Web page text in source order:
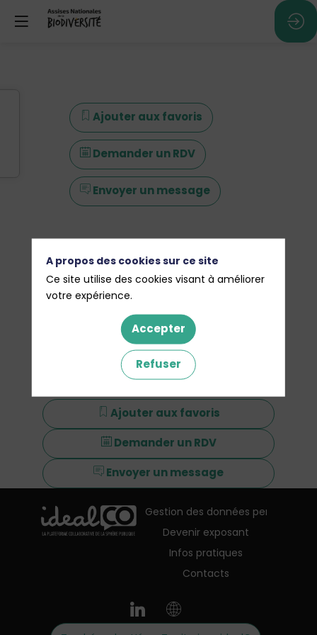
Ajouter aux favoris
Demander un RDV
Envoyer un message
Ajouter aux favoris
Demander un RDV
Envoyer un message
Gestion des données personnelles
Devenir exposant
Infos pratiques
Contacts
A propos des cookies sur ce site
Ce site utilise des cookies visant à améliorer
votre expérience.
Accepter
Refuser